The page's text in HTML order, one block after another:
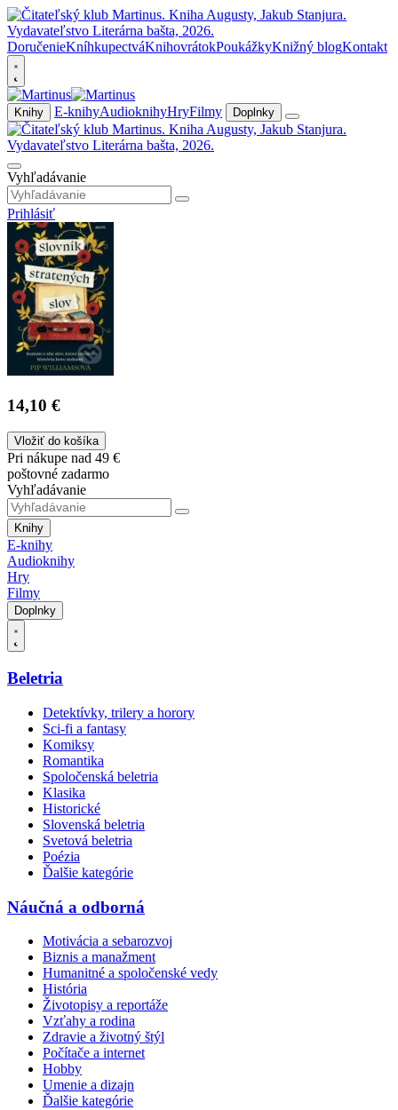
DoručenieKníhkupectváKnihovrátokPoukážkyKnižný blogKontakt
Knihy E-knihyAudioknihyHryFilmy Doplnky
Vyhľadávanie
Prihlásiť
14,10 €
Vložiť do košíka
Pri nákupe nad 49 €
poštovné zadarmo
Vyhľadávanie
Knihy
E-knihy
Audioknihy
Hry
Filmy
Doplnky
Beletria
Detektívky, trilery a horory
Sci-fi a fantasy
Komiksy
Romantika
Spoločenská beletria
Klasika
Historické
Slovenská beletria
Svetová beletria
Poézia
Ďalšie kategórie
Náučná a odborná
Motivácia a sebarozvoj
Biznis a manažment
Humanitné a spoločenské vedy
História
Životopisy a reportáže
Vzťahy a rodina
Zdravie a životný štýl
Počítače a internet
Hobby
Umenie a dizajn
Ďalšie kategórie